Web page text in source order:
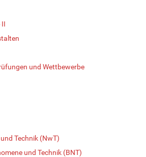
und Wettbewerbe
Technik (NwT)
und Technik (BNT)